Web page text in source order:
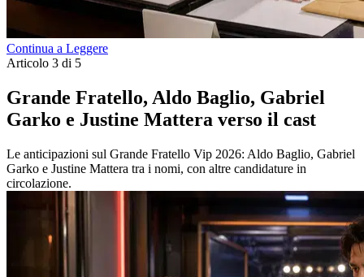
Continua a Leggere
Articolo 3 di 5
Grande Fratello, Aldo Baglio, Gabriel
Garko e Justine Mattera verso il cast
Le anticipazioni sul Grande Fratello Vip 2026: Aldo Baglio, Gabriel
Garko e Justine Mattera tra i nomi, con altre candidature in
circolazione.